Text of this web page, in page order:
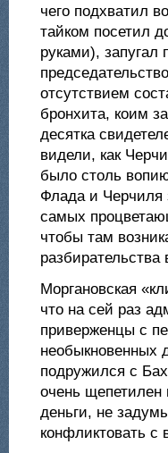
чего подхватил
тайком посетил
руками), запугал
отсутствием
бронхита, коим
десятка
видели, как
было столь
Флада и Черчиля
самых
чтобы там
разбирательства
Моргановская
что на сей раз
приверженцы с
необыкновенных
подружился с
очень щепетилен
деньги, не
конфликтовать с